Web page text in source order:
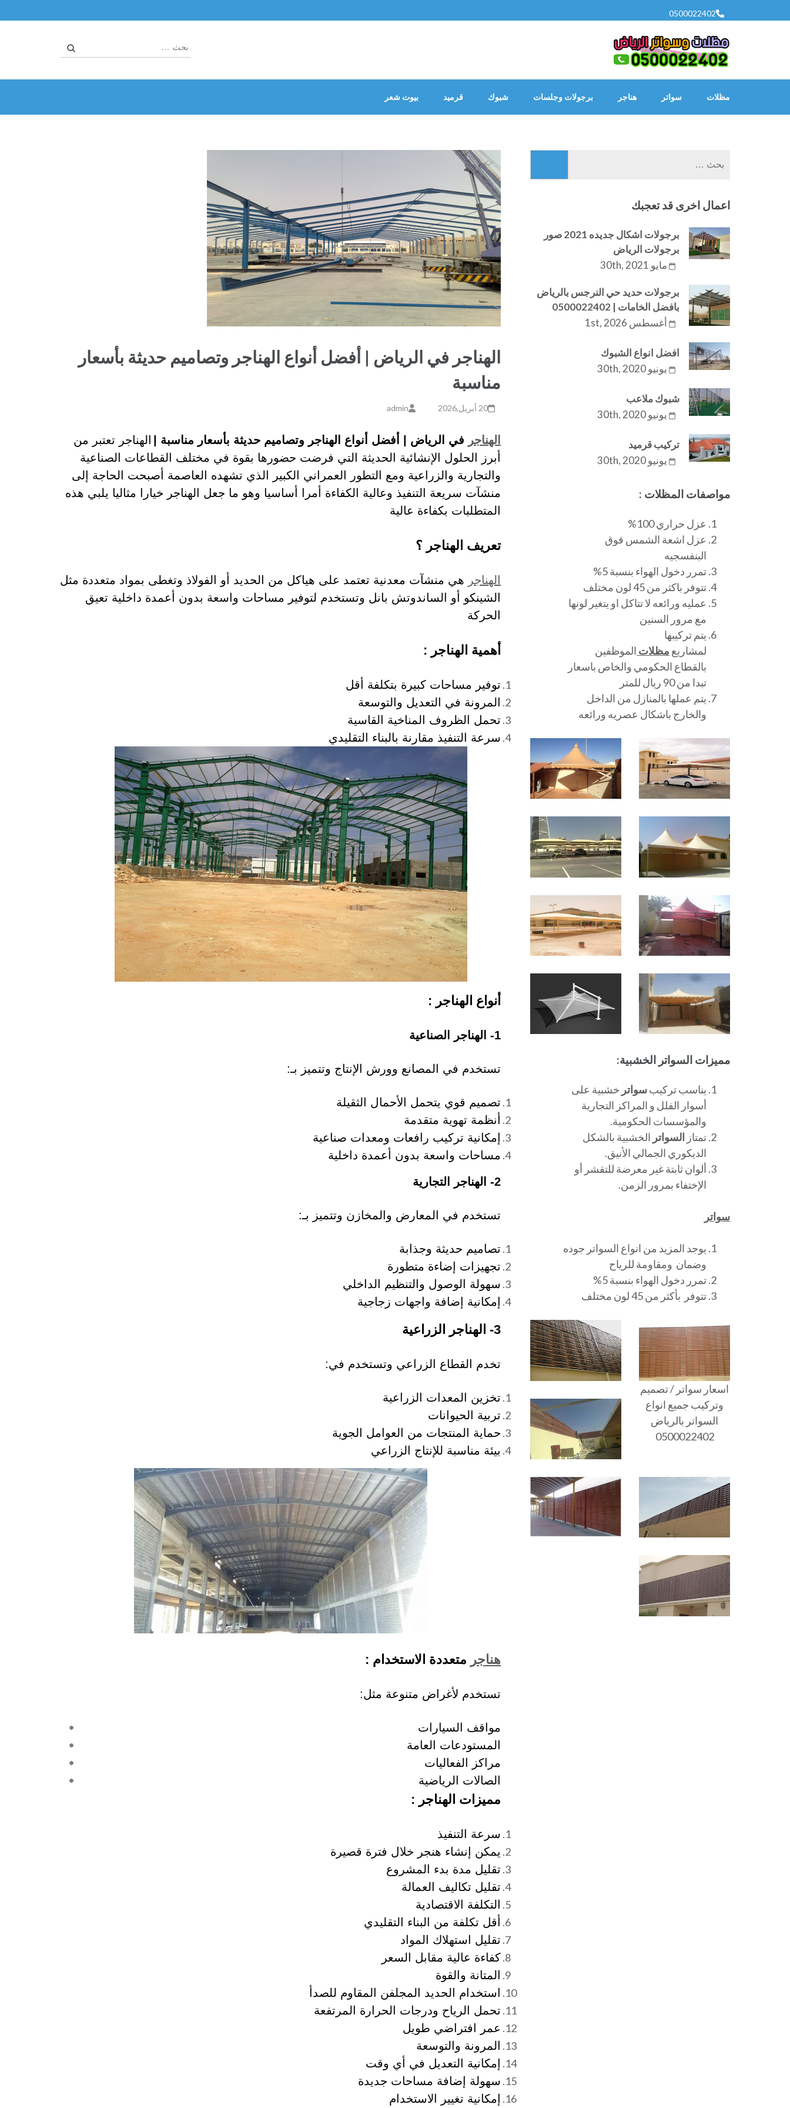
إلى
0500022402
البحث
عن:
مظلات سواتر هناجر برجولات وجلسات شبوك قرميد بيوت شعر
الهناجر في الرياض | أفضل أنواع الهناجر وتصاميم حديثة بأسعار
مناسبة
20 أبريل,2026 admin
الهناجر في الرياض | أفضل أنواع الهناجر وتصاميم حديثة بأسعار مناسبة |
الهناجر تعتبر من
أبرز الحلول الإنشائية الحديثة التي فرضت حضورها بقوة في مختلف القطاعات الصناعية
والتجارية والزراعية ومع التطور العمراني الكبير الذي تشهده العاصمة أصبحت الحاجة إلى
منشآت سريعة التنفيذ وعالية الكفاءة أمرا أساسيا وهو ما جعل الهناجر خيارا مثاليا يلبي هذه
المتطلبات بكفاءة عالية
تعريف الهناجر ؟
الهناجر هي منشآت معدنية تعتمد على هياكل من الحديد أو الفولاذ وتغطى بمواد متعددة مثل
الشينكو أو الساندوتش بانل وتستخدم لتوفير مساحات واسعة بدون أعمدة داخلية تعيق
الحركة
أهمية الهناجر :
توفير مساحات كبيرة بتكلفة أقل
المرونة في التعديل والتوسعة
تحمل الظروف المناخية القاسية
سرعة التنفيذ مقارنة بالبناء التقليدي
أنواع الهناجر :
1- الهناجر الصناعية
تستخدم في المصانع وورش الإنتاج وتتميز بـ:
تصميم قوي يتحمل الأحمال الثقيلة
أنظمة تهوية متقدمة
إمكانية تركيب رافعات ومعدات صناعية
مساحات واسعة بدون أعمدة داخلية
2- الهناجر التجارية
تستخدم في المعارض والمخازن وتتميز بـ:
تصاميم حديثة وجذابة
تجهيزات إضاءة متطورة
سهولة الوصول والتنظيم الداخلي
إمكانية إضافة واجهات زجاجية
3- الهناجر الزراعية
تخدم القطاع الزراعي وتستخدم في:
تخزين المعدات الزراعية
تربية الحيوانات
حماية المنتجات من العوامل الجوية
بيئة مناسبة للإنتاج الزراعي
هناجر متعددة الاستخدام :
تستخدم لأغراض متنوعة مثل:
مواقف السيارات
المستودعات العامة
مراكز الفعاليات
الصالات الرياضية
مميزات الهناجر :
سرعة التنفيذ
يمكن إنشاء هنجر خلال فترة قصيرة
تقليل مدة بدء المشروع
تقليل تكاليف العمالة
التكلفة الاقتصادية
أقل تكلفة من البناء التقليدي
تقليل استهلاك المواد
كفاءة عالية مقابل السعر
المتانة والقوة
استخدام الحديد المجلفن المقاوم للصدأ
تحمل الرياح ودرجات الحرارة المرتفعة
عمر افتراضي طويل
المرونة والتوسعة
إمكانية التعديل في أي وقت
سهولة إضافة مساحات جديدة
إمكانية تغيير الاستخدام
اعمال اخرى قد تعجبك
برجولات اشكال جديده 2021 صور
برجولات الرياض
مايو 30th, 2021
برجولات حديد حي النرجس بالرياض
بافضل الخامات | 0500022402
أغسطس 1st, 2026
افضل انواع الشبوك
يونيو 30th, 2020
شبوك ملاعب
يونيو 30th, 2020
تركيب قرميد
يونيو 30th, 2020
مواصفات المظلات :
عزل حراري 100%
عزل اشعة الشمس فوق
البنفسجيه
تمرر دخول الهواء بنسبة 5%
تتوفر باكثر من 45 لون مختلف
عمليه ورائعه لا تتاكل او يتغير لونها
مع مرور السنين
يتم تركيبها
لمشاريع مظلات الموظفين
بالقطاع الحكومي والخاص باسعار
تبدا من 90 ريال للمتر
يتم عملها بالمنازل من الداخل
والخارج باشكال عصريه ورائعه
مميزات السواتر الخشبية:
يناسب تركيبسواتر خشبية على
أسوار الفلل و المراكز التجارية
والمؤسسات الحكومية.
تمتاز السواتر الخشبية بالشكل
الديكوري الجمالي الأنيق.
ألوان ثابتة غير معرضة للتقشر أو
الإختفاء بمرور الزمن.
سواتر
يوجد المزيد من انواع السواتر جوده
وضمان ومقاومة للرياح
تمرر دخول الهواء بنسبة 5%
تتوفر بأكثر من 45 لون مختلف
اسعار سواتر / تصميم
وتركيب جميع انواع
السواتر بالرياض
0500022402